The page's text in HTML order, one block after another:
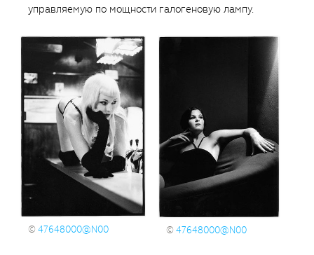
управляемую по мощности галогеновую лампу.
© 47648000@N00 © 47648000@N00